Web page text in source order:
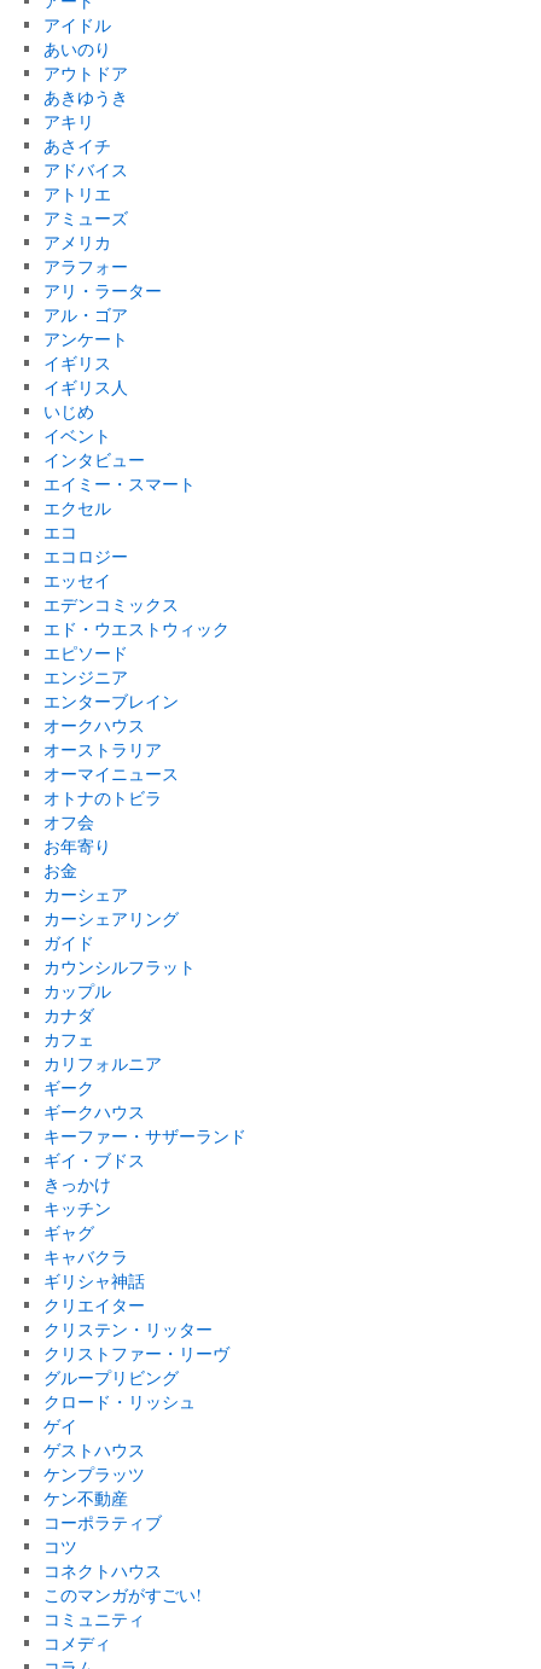
アイドル
あいのり
アウトドア
あきゆうき
アキリ
あさイチ
アドバイス
アトリエ
アミューズ
アメリカ
アラフォー
アリ・ラーター
アル・ゴア
アンケート
イギリス
イギリス人
いじめ
イベント
インタビュー
エイミー・スマート
エクセル
エコ
エコロジー
エッセイ
エデンコミックス
エド・ウエストウィック
エピソード
エンジニア
エンターブレイン
オークハウス
オーストラリア
オーマイニュース
オトナのトビラ
オフ会
お年寄り
お金
カーシェア
カーシェアリング
ガイド
カウンシルフラット
カップル
カナダ
カフェ
カリフォルニア
ギーク
ギークハウス
キーファー・サザーランド
ギイ・ブドス
きっかけ
キッチン
ギャグ
キャバクラ
ギリシャ神話
クリエイター
クリステン・リッター
クリストファー・リーヴ
グループリビング
クロード・リッシュ
ゲイ
ゲストハウス
ケンプラッツ
ケン不動産
コーポラティブ
コツ
コネクトハウス
このマンガがすごい!
コミュニティ
コメディ